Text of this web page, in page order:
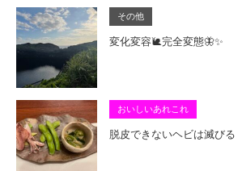
その他
変化変容🐌完全変態🦋✨
おいしいあれこれ
脱皮できないヘビは滅びる